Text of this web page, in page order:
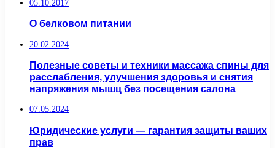
05.10.2017
О белковом питании
20.02.2024
Полезные советы и техники массажа спины для
расслабления, улучшения здоровья и снятия
напряжения мышц без посещения салона
07.05.2024
Юридические услуги — гарантия защиты ваших
прав